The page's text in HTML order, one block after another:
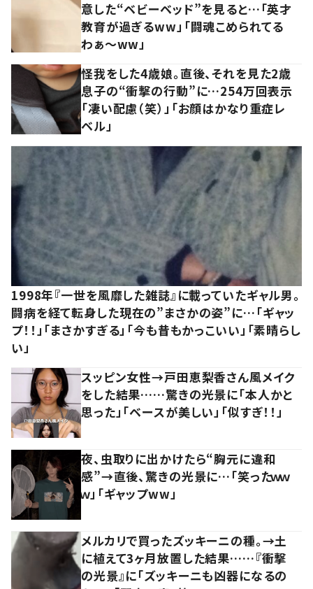
意した“ベビーベッド”を見ると…「英才
教育が過ぎるww」「闘魂こめられてる
わぁ～ww」
怪我をした4歳娘。直後、それを見た2歳
息子の“衝撃の行動”に…254万回表示
「凄い配慮（笑）」「お顔はかなり重症レ
ベル」
1998年『一世を風靡した雑誌』に載っていたギャル男。
闘病を経て転身した現在の”まさかの姿”に…「ギャッ
プ！！」「まさかすぎる」「今も昔もかっこいい」「素晴らし
い」
スッピン女性→戸田恵梨香さん風メイク
をした結果……驚きの光景に「本人かと
思った」「ベースが美しい」「似すぎ！！」
夜、虫取りに出かけたら“胸元に違和
感”→直後、驚きの光景に…「笑ったｗｗ
ｗ」「ギャップww」
メルカリで買ったズッキーニの種。→土
に植えて3ヶ月放置した結果……『衝撃
の光景』に「ズッキーニも凶器になるの